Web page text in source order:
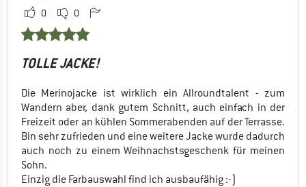
0 0
TOLLE JACKE!
Die Merinojacke ist wirklich ein Allroundtalent - zum
Wandern aber, dank gutem Schnitt, auch einfach in der
Freizeit oder an kühlen Sommerabenden auf der Terrasse.
Bin sehr zufrieden und eine weitere Jacke wurde dadurch
auch noch zu einem Weihnachstsgeschenk für meinen
Sohn.
Einzig die Farbauswahl find ich ausbaufähig :-)